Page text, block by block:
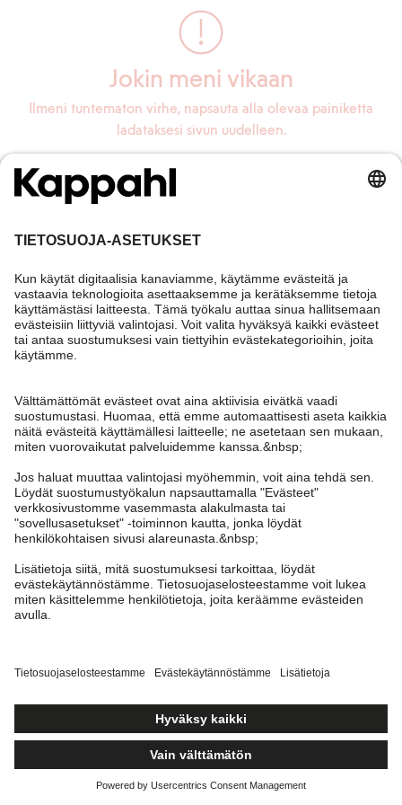
Jokin meni vikaan
Ilmeni tuntematon virhe, napsauta alla olevaa painiketta
ladataksesi sivun uudelleen.
Lataa sivu uudelleen